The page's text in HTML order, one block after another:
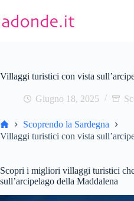
contenuto
Villaggi turistici con vista
Giugno 18, 2025
HomeScoprendo la Sardegna
Villaggi turistici con vista
Scopri i migliori villaggi turistici
sull’arcipelago della Maddalena